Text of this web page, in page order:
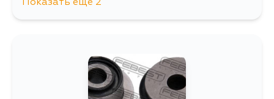
Показать еще 2